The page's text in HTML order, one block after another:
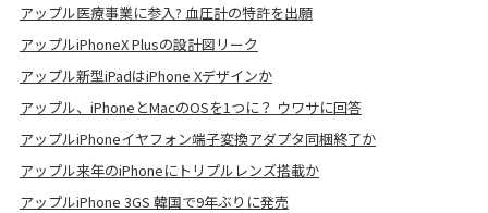
アップル医療事業に参入? 血圧計の特許を出願
アップルiPhoneX Plusの設計図リーク
アップル新型iPadはiPhone Xデザインか
アップル、iPhoneとMacのOSを1つに？ ウワサに回答
アップルiPhoneイヤフォン端子変換アダプタ同梱終了か
アップル来年のiPhoneにトリプルレンズ搭載か
アップルiPhone 3GS 韓国で9年ぶりに発売